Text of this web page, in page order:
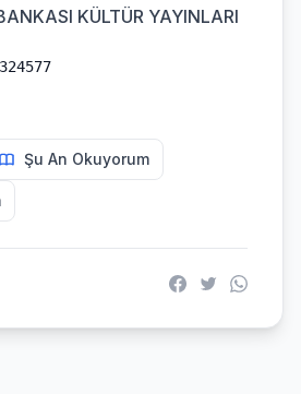
KÜLTÜR YAYINLARI
Şu An Okuyorum